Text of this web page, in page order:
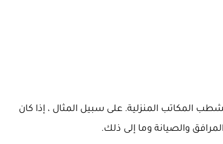
المكاتب المنزلية. على سبيل المثال ، إذا كان